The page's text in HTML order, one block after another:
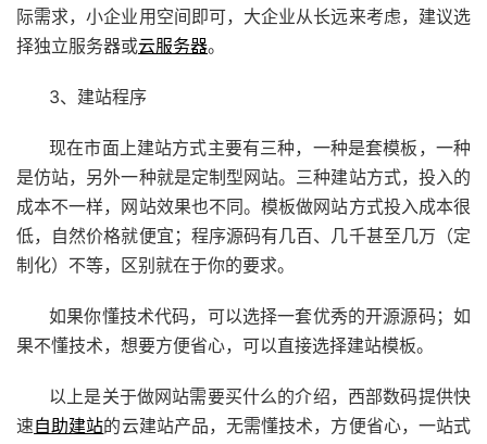
际需求，小企业用空间即可，大企业从长远来考虑，建议选
择独立服务器或云服务器。
3、建站程序
现在市面上建站方式主要有三种，一种是套模板，一种
是仿站，另外一种就是定制型网站。三种建站方式，投入的
成本不一样，网站效果也不同。模板做网站方式投入成本很
低，自然价格就便宜；程序源码有几百、几千甚至几万（定
制化）不等，区别就在于你的要求。
如果你懂技术代码，可以选择一套优秀的开源源码；如
果不懂技术，想要方便省心，可以直接选择建站模板。
以上是关于做网站需要买什么的介绍，西部数码提供快
速自助建站的云建站产品，无需懂技术，方便省心，一站式